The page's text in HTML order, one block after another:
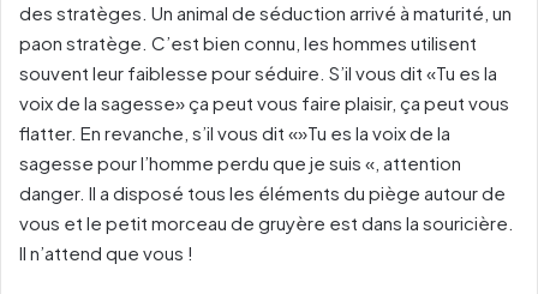
des stratèges. Un animal de séduction arrivé à maturité, un
paon stratège. C’est bien connu, les hommes utilisent
souvent leur faiblesse pour séduire. S’il vous dit «Tu es la
voix de la sagesse» ça peut vous faire plaisir, ça peut vous
flatter. En revanche, s’il vous dit «»Tu es la voix de la
sagesse pour l’homme perdu que je suis «, attention
danger. Il a disposé tous les éléments du piège autour de
vous et le petit morceau de gruyère est dans la souricière.
Il n’attend que vous !